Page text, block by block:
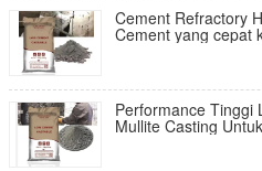
Cement Refractory
Cement yang cepat
Performance Tinggi
Mullite Casting